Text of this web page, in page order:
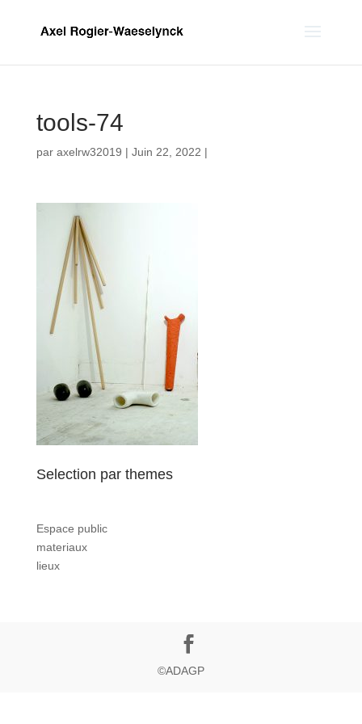
tools-74
par axelrw32019 | Juin 22, 2022 |
Selection par themes
Espace public
materiaux
lieux
©ADAGP